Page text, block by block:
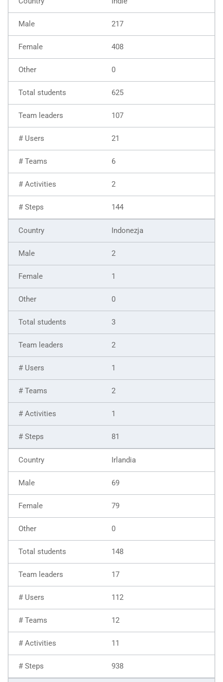
217
408
0
625
107
21
6
2
144
Indonezja
2
1
0
3
2
1
2
1
81
Irlandia
69
79
0
148
17
112
12
11
938